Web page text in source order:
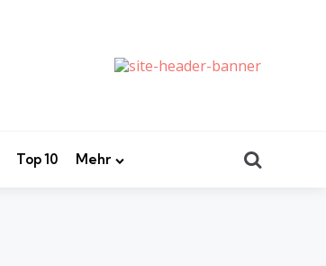
Top 10 Mehr